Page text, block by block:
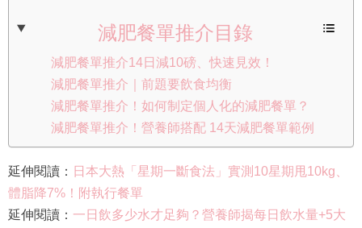
減肥餐單推介目錄
減肥餐單推介14日減10磅、快速見效！
減肥餐單推介｜前題要飲食均衡
減肥餐單推介！如何制定個人化的減肥餐單？
減肥餐單推介！營養師搭配 14天減肥餐單範例
延伸閱讀：
日本大熱「星期一斷食法」實測10星期甩10kg、
體脂降7%！附執行餐單
延伸閱讀： 一日飲多少水才足夠？營養師揭每日飲水量+5大